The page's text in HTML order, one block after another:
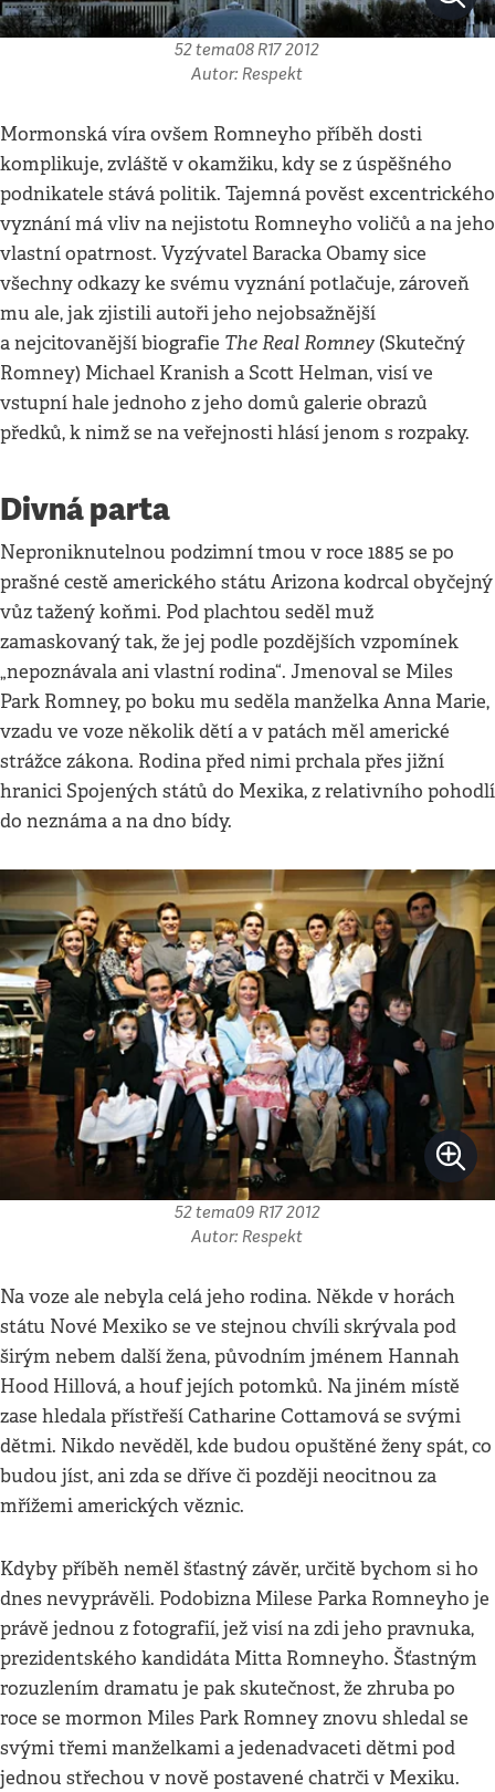
52 tema08 R17 2012
Autor: Respekt
Mormonská víra ovšem Romneyho příběh dosti
komplikuje, zvláště v okamžiku, kdy se z úspěšného
podnikatele stává politik. Tajemná pověst excentrického
vyznání má vliv na nejistotu Romneyho voličů a na jeho
vlastní opatrnost. Vyzývatel Baracka Obamy sice
všechny odkazy ke svému vyznání potlačuje, zároveň
mu ale, jak zjistili autoři jeho nejobsažnější
a nejcitovanější biografie The Real Romney (Skutečný
Romney) Michael Kranish a Scott Helman, visí ve
vstupní hale jednoho z jeho domů galerie obrazů
předků, k nimž se na veřejnosti hlásí jenom s rozpaky.
Divná parta
Neproniknutelnou podzimní tmou v roce 1885 se po
prašné cestě amerického státu Arizona kodrcal obyčejný
vůz tažený koňmi. Pod plachtou seděl muž
zamaskovaný tak, že jej podle pozdějších vzpomínek
„nepoznávala ani vlastní rodina“. Jmenoval se Miles
Park Romney, po boku mu seděla manželka Anna Marie,
vzadu ve voze několik dětí a v patách měl americké
strážce zákona. Rodina před nimi prchala přes jižní
hranici Spojených států do Mexika, z relativního pohodlí
do neznáma a na dno bídy.
52 tema09 R17 2012
Autor: Respekt
Na voze ale nebyla celá jeho rodina. Někde v horách
státu Nové Mexiko se ve stejnou chvíli skrývala pod
širým nebem další žena, původním jménem Hannah
Hood Hillová, a houf jejích potomků. Na jiném místě
zase hledala přístřeší Catharine Cottamová se svými
dětmi. Nikdo nevěděl, kde budou opuštěné ženy spát, co
budou jíst, ani zda se dříve či později neocitnou za
mřížemi amerických věznic.
Kdyby příběh neměl šťastný závěr, určitě bychom si ho
dnes nevyprávěli. Podobizna Milese Parka Romneyho je
právě jednou z fotografií, jež visí na zdi jeho pravnuka,
prezidentského kandidáta Mitta Romneyho. Šťastným
rozuzlením dramatu je pak skutečnost, že zhruba po
roce se mormon Miles Park Romney znovu shledal se
svými třemi manželkami a jedenadvaceti dětmi pod
jednou střechou v nově postavené chatrči v Mexiku.